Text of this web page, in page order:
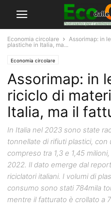
Economia circolare
Assorimap: in
plastiche in Italia, ma...
Economia circolare
Assorimap: in
riciclo di
Italia, ma il
In Italia nel 2023 sono state
tonnellate di rifiuti plastici, con
compreso tra 1,3 e 1,45
2022. Il dato emerge dal
riciclatori italiani. I volumi di
consumo sono stati 784mila
mentre il fatturato è crollato a